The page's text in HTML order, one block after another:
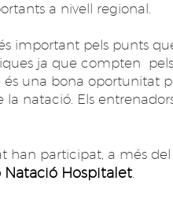
a nivell regional.
important pels punts
ja que compten
una bona oportunitat
la natació. Els
han participat, a més del
Natació Hospitalet.